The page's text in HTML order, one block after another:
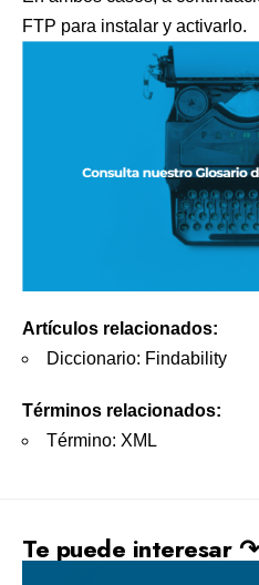
FTP para instalar y activarlo.
Artículos relacionados:
Diccionario: Findability
Términos relacionados:
Término: XML
Te puede interesar ↷